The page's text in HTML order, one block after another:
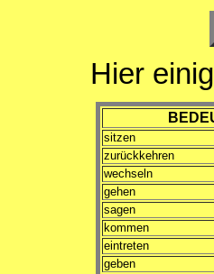
Hier
sitzen
zurückkehren
wechseln
gehen
sagen
kommen
eintreten
geben